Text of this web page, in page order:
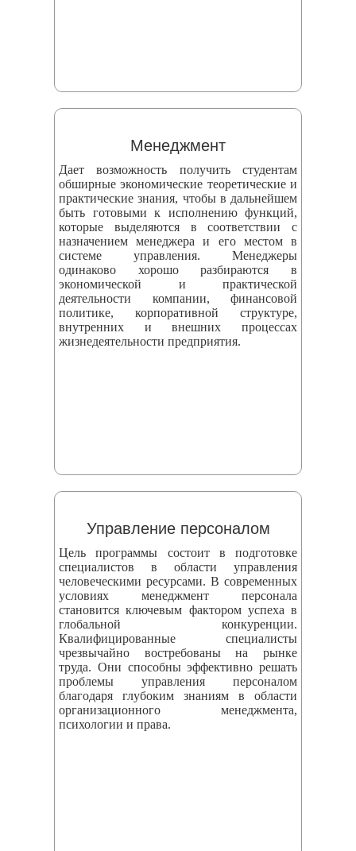
Менеджмент
Дает возможность получить студентам
обширные экономические теоретические и
практические знания, чтобы в дальнейшем
быть готовыми к исполнению функций,
которые выделяются в соответствии с
назначением менеджера и его местом в
системе управления. Менеджеры
одинаково хорошо разбираются в
экономической и практической
деятельности компании, финансовой
политике, корпоративной структуре,
внутренних и внешних процессах
жизнедеятельности предприятия.
Управление персоналом
Цель программы состоит в подготовке
специалистов в области управления
человеческими ресурсами. В современных
условиях менеджмент персонала
становится ключевым фактором успеха в
глобальной конкуренции.
Квалифицированные специалисты
чрезвычайно востребованы на рынке
труда. Они способны эффективно решать
проблемы управления персоналом
благодаря глубоким знаниям в области
организационного менеджмента,
психологии и права.